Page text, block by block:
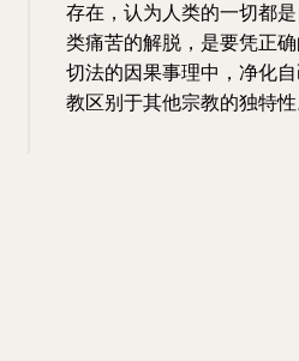
存在，认为人类的一切都
类痛苦的解脱，是要凭正
切法的因果事理中，净化
教区别于其他宗教的独特性